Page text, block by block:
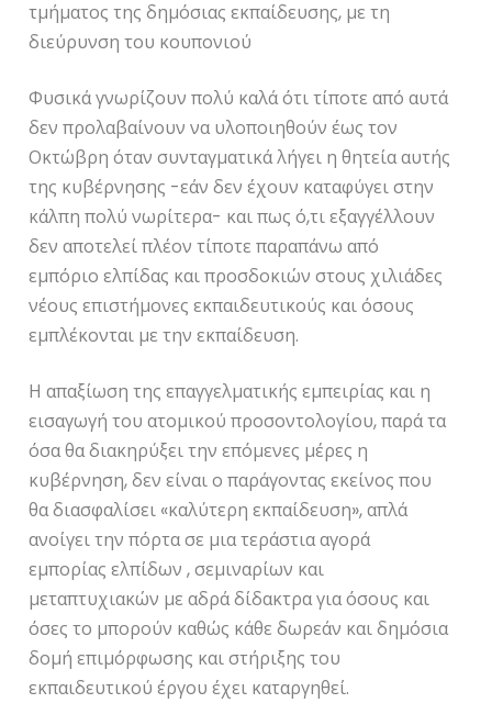
τμήματος της δημόσιας εκπαίδευσης, με τη
διεύρυνση του κουπονιού
Φυσικά γνωρίζουν πολύ καλά ότι τίποτε από αυτά
δεν προλαβαίνουν να υλοποιηθούν έως τον
Οκτώβρη όταν συνταγματικά λήγει η θητεία αυτής
της κυβέρνησης -εάν δεν έχουν καταφύγει στην
κάλπη πολύ νωρίτερα- και πως ό,τι εξαγγέλλουν
δεν αποτελεί πλέον τίποτε παραπάνω από
εμπόριο ελπίδας και προσδοκιών στους χιλιάδες
νέους επιστήμονες εκπαιδευτικούς και όσους
εμπλέκονται με την εκπαίδευση.
Η απαξίωση της επαγγελματικής εμπειρίας και η
εισαγωγή του ατομικού προσοντολογίου, παρά τα
όσα θα διακηρύξει την επόμενες μέρες η
κυβέρνηση, δεν είναι ο παράγοντας εκείνος που
θα διασφαλίσει «καλύτερη εκπαίδευση», απλά
ανοίγει την πόρτα σε μια τεράστια αγορά
εμπορίας ελπίδων , σεμιναρίων και
μεταπτυχιακών με αδρά δίδακτρα για όσους και
όσες το μπορούν καθώς κάθε δωρεάν και δημόσια
δομή επιμόρφωσης και στήριξης του
εκπαιδευτικού έργου έχει καταργηθεί.